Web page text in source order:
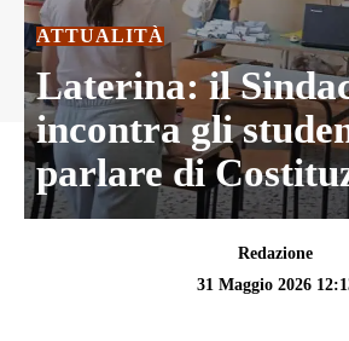
ATTUALITÀ
Laterina: il
incontra gli
parlare di
Redazione
31 Maggio 2026